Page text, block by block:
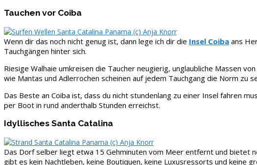
Tauchen vor Coiba
Wenn dir das noch nicht genug ist, dann lege ich dir die Insel Coiba ans
Tauchgängen hinter sich.
Riesige Walhaie umkreisen die Taucher neugierig, unglaubliche Massen
wie Mantas und Adlerrochen scheinen auf jedem Tauchgang die Norm zu
Das Beste an Coiba ist, dass du nicht stundenlang zu einer Insel fahren
per Boot in rund anderthalb Stunden erreichst.
Idyllisches Santa Catalina
Das Dorf selber liegt etwa 15 Gehminuten vom Meer entfernt und bietet
gibt es kein Nachtleben, keine Boutiquen, keine Luxusressorts und keine